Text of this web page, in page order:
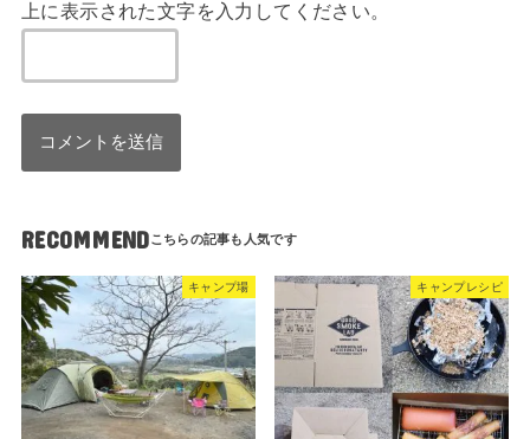
上に表示された文字を入力してください。
RECOMMEND
キャンプ場 キャンプレシピ